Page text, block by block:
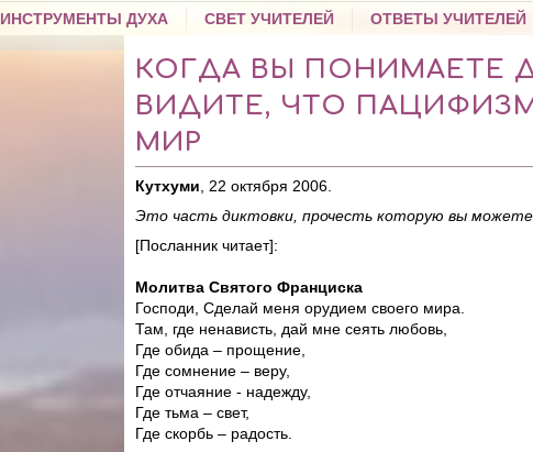
ИНСТРУМЕНТЫ ДУХА СВЕТ УЧИТЕЛЕЙ ОТВЕТЫ УЧИТЕЛЕЙ
КОГДА ВЫ ПОНИМАЕТЕ
ВИДИТЕ, ЧТО
МИР
Кутхуми, 22 октября 2006.
Это часть диктовки, прочесть которую вы можете
[Посланник читает]:
Молитва Святого Франциска
Господи, Сделай меня орудием своего мира.
Там, где ненависть, дай мне сеять любовь,
Где обида – прощение,
Где сомнение – веру,
Где отчаяние - надежду,
Где тьма – свет,
Где скорбь – радость.